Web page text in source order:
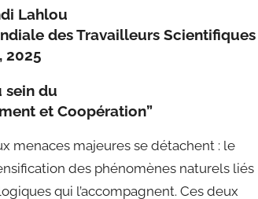
Lahlou
des Travailleurs Scientifiques
2025
sein du
et Coopération”
menaces majeures se détachent : le
des phénomènes naturels liés
qui l’accompagnent. Ces deux